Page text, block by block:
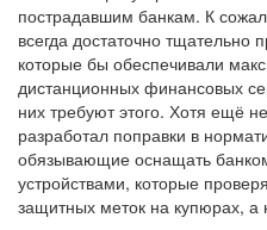
пострадавшим банкам. К
всегда достаточно
которые бы обеспечивали
дистанционных финансовых
них требуют этого. Хотя ещё
разработал поправки в
обязывающие оснащать
устройствами, которые
защитных меток на купюрах,